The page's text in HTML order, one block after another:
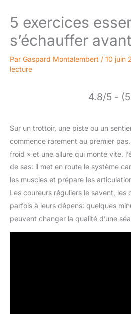
5 exercices
s’échauffer
Par Gaspard Montalembert / 10 juin
lecture
4.8/5 -
Sur un trottoir, une piste ou un
commence rarement au premier
froid » et une allure qui monte vite,
de sas: il met en route le système
les muscles et prépare les
Les coureurs réguliers le savent, les
parfois à leurs dépens: quelques
peuvent changer la qualité d’une